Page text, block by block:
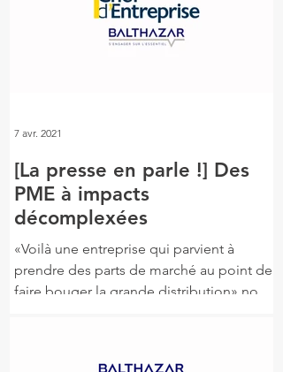
[La presse en parle !] Des
PME à impacts
décomplexées
«Voilà une entreprise qui parvient à
prendre des parts de marché au point de
faire bouger la grande distribution» nous
7 avr. 2021